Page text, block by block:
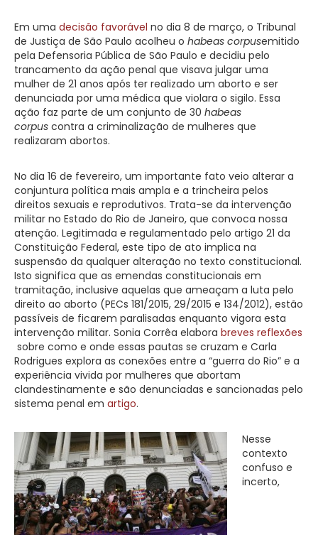
Em uma decisão favorável no dia 8 de março, o Tribunal
de Justiça de São Paulo acolheu o habeas corpusemitido
pela Defensoria Pública de São Paulo e decidiu pelo
trancamento da ação penal que visava julgar uma
mulher de 21 anos após ter realizado um aborto e ser
denunciada por uma médica que violara o sigilo. Essa
ação faz parte de um conjunto de 30 habeas
corpus contra a criminalização de mulheres que
realizaram abortos.
No dia 16 de fevereiro, um importante fato veio alterar a
conjuntura política mais ampla e a trincheira pelos
direitos sexuais e reprodutivos. Trata-se da intervenção
militar no Estado do Rio de Janeiro, que convoca nossa
atenção. Legitimada e regulamentado pelo artigo 21 da
Constituição Federal, este tipo de ato implica na
suspensão da qualquer alteração no texto constitucional.
Isto significa que as emendas constitucionais em
tramitação, inclusive aquelas que ameaçam a luta pelo
direito ao aborto (PECs 181/2015, 29/2015 e 134/2012), estão
passíveis de ficarem paralisadas enquanto vigora esta
intervenção militar. Sonia Corrêa elabora breves reflexões
sobre como e onde essas pautas se cruzam e Carla
Rodrigues explora as conexões entre a “guerra do Rio” e a
experiência vivida por mulheres que abortam
clandestinamente e são denunciadas e sancionadas pelo
sistema penal em artigo.
Nesse
contexto
confuso e
incerto,